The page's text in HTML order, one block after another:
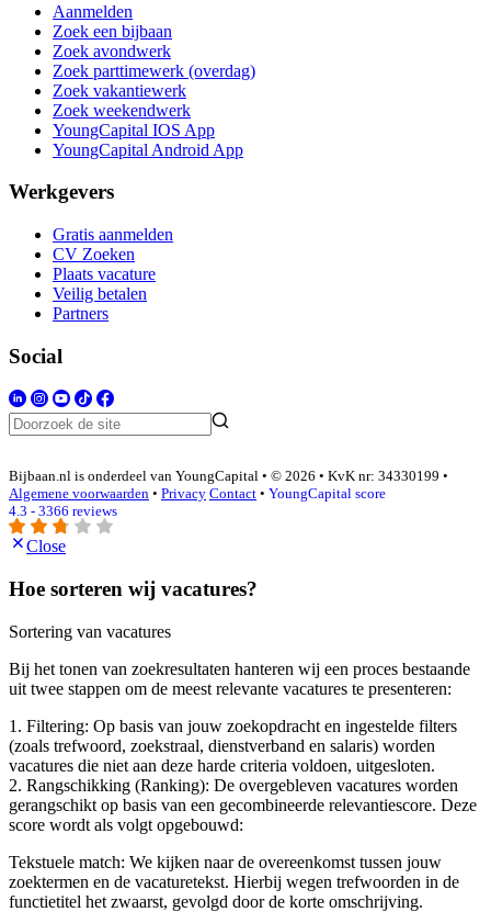
Aanmelden
Zoek een bijbaan
Zoek avondwerk
Zoek parttimewerk (overdag)
Zoek vakantiewerk
Zoek weekendwerk
YoungCapital IOS App
YoungCapital Android App
Werkgevers
Gratis aanmelden
CV Zoeken
Plaats vacature
Veilig betalen
Partners
Social
Bijbaan.nl is onderdeel van YoungCapital • © 2026 • KvK nr: 34330199 •
Algemene voorwaarden • Privacy Contact • YoungCapital score
4.3 - 3366 reviews
Close
Hoe sorteren wij vacatures?
Sortering van vacatures
Bij het tonen van zoekresultaten hanteren wij een proces bestaande
uit twee stappen om de meest relevante vacatures te presenteren:
1. Filtering: Op basis van jouw zoekopdracht en ingestelde filters
(zoals trefwoord, zoekstraal, dienstverband en salaris) worden
vacatures die niet aan deze harde criteria voldoen, uitgesloten.
2. Rangschikking (Ranking): De overgebleven vacatures worden
gerangschikt op basis van een gecombineerde relevantiescore. Deze
score wordt als volgt opgebouwd:
Tekstuele match: We kijken naar de overeenkomst tussen jouw
zoektermen en de vacaturetekst. Hierbij wegen trefwoorden in de
functietitel het zwaarst, gevolgd door de korte omschrijving.